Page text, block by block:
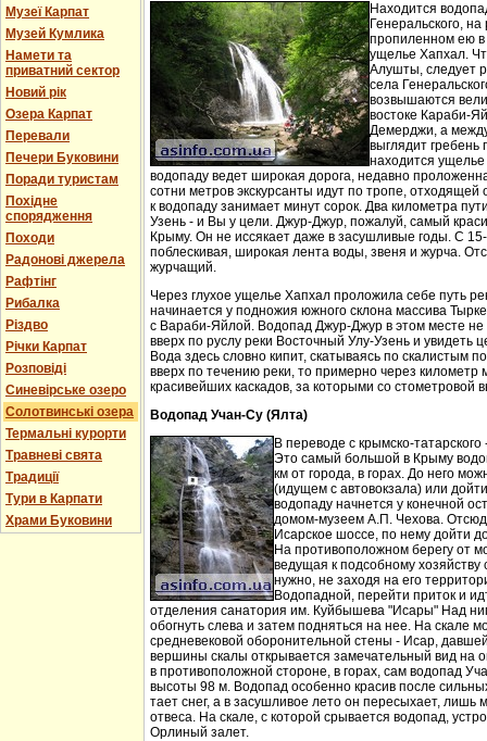
Музеї Карпат
Музей Кумлика
Намети та
приватний сектор
Новий рік
Озера Карпат
Перевали
Печери Буковини
Поради туристам
Похідне
спорядження
Походи
Радонові джерела
Рафтінг
Рибалка
Різдво
Річки Карпат
Розповіді
Синевірське озеро
Солотвинські озера
Термальні курорти
Травневі свята
Традиції
Тури в Карпати
Храми Буковини
Находится
Генеральского,
пропиленном ею в
ущелье Хапхал.
Алушты, следует
села
возвышаются
востоке Караби-
Демерджи, а
выглядит гребень
находится
водопаду ведет широкая дорога, недавно
сотни метров экскурсанты идут по тропе, отходящей
к водопаду занимает минут сорок. Два километра
Узень - и Вы у цели. Джур-Джур, пожалуй, самый
Крыму. Он не иссякает даже в засушливые годы. С
поблескивая, широкая лента воды, звеня и журча.
журчащий.
Через глухое ущелье Хапхал проложила себе путь
начинается у подножия южного склона массива
с Вараби-Яйлой. Водопад Джур-Джур в этом месте
вверх по руслу реки Восточный Улу-Узень и увидеть
Вода здесь словно кипит, скатываясь по скалистым
вверх по течению реки, то примерно через километр
красивейших каскадов, за которыми со стометровой
Водопад Учан-Су (Ялта)
В переводе с крымско-
Это самый большой в Крыму
км от города, в горах. До него
(идущем с автовокзала) или
водопаду начнется у конечной
домом-музеем А.П. Чехова.
Исарское шоссе, по нему дойти
На противоположном берегу от
ведущая к подсобному
нужно, не заходя на его
Водопадной, перейти приток и
отделения санатория им. Куйбышева "Исары" Над
обогнуть слева и затем подняться на нее. На скале
средневековой оборонительной стены - Исар,
вершины скалы открывается замечательный вид на
в противоположной стороне, в горах, сам водопад
высоты 98 м. Водопад особенно красив после
тает снег, а в засушливое лето он пересыхает, лишь
отвеса. На скале, с которой срывается водопад,
Орлиный залет.